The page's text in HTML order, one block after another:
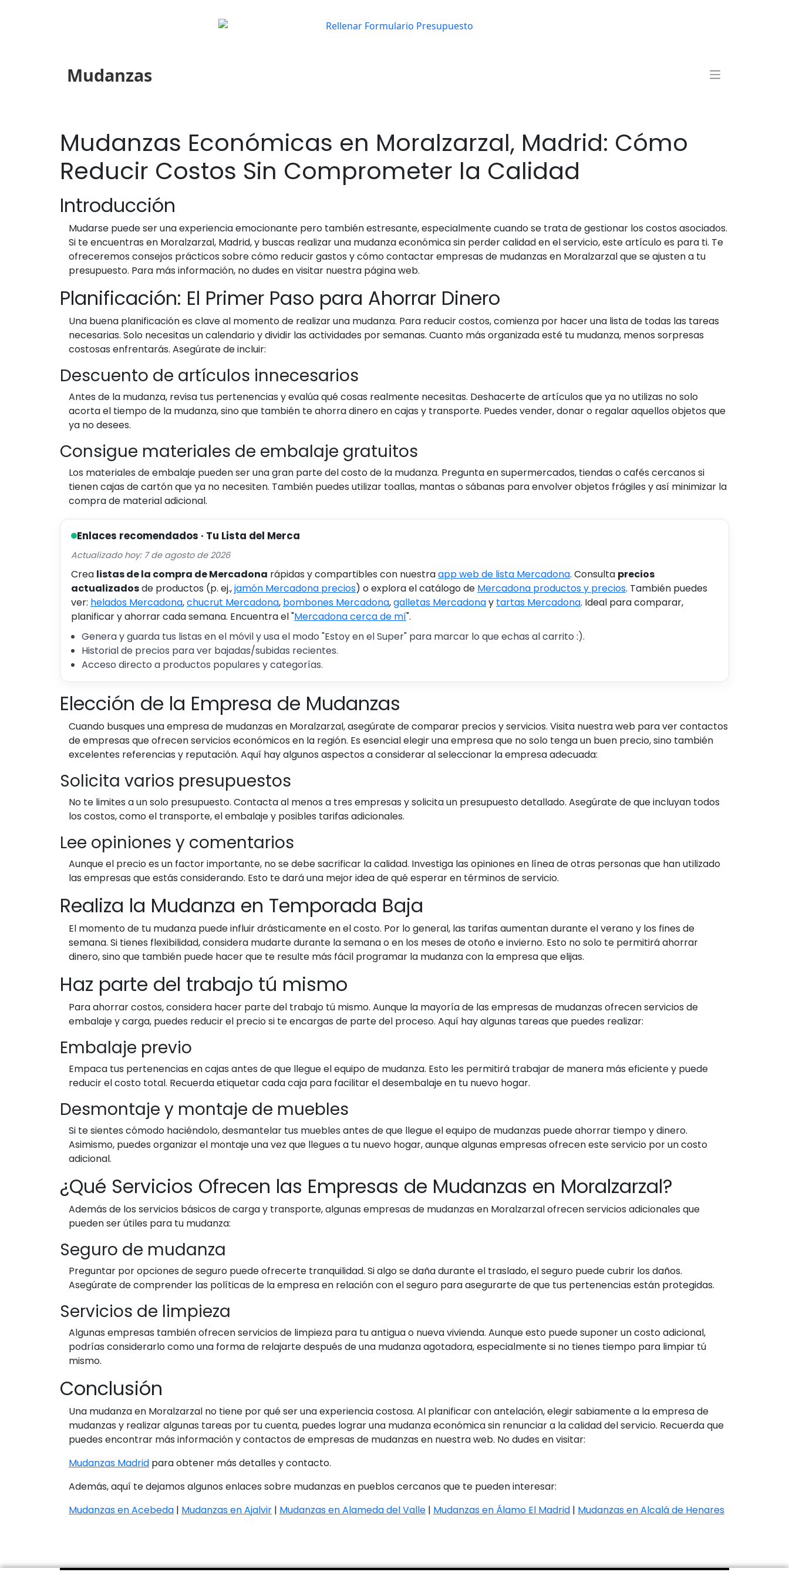
Mudanzas
Mudanzas Económicas en Moralzarzal, Madrid: Cómo
Reducir Costos Sin Comprometer la Calidad
Introducción
Mudarse puede ser una experiencia emocionante pero también estresante, especialmente cuando se trata de gestionar los costos asociados.
Si te encuentras en Moralzarzal, Madrid, y buscas realizar una mudanza económica sin perder calidad en el servicio, este artículo es para ti. Te
ofreceremos consejos prácticos sobre cómo reducir gastos y cómo contactar empresas de mudanzas en Moralzarzal que se ajusten a tu
presupuesto. Para más información, no dudes en visitar nuestra página web.
Planificación: El Primer Paso para Ahorrar Dinero
Una buena planificación es clave al momento de realizar una mudanza. Para reducir costos, comienza por hacer una lista de todas las tareas
necesarias. Solo necesitas un calendario y dividir las actividades por semanas. Cuanto más organizada esté tu mudanza, menos sorpresas
costosas enfrentarás. Asegúrate de incluir:
Descuento de artículos innecesarios
Antes de la mudanza, revisa tus pertenencias y evalúa qué cosas realmente necesitas. Deshacerte de artículos que ya no utilizas no solo
acorta el tiempo de la mudanza, sino que también te ahorra dinero en cajas y transporte. Puedes vender, donar o regalar aquellos objetos que
ya no desees.
Consigue materiales de embalaje gratuitos
Los materiales de embalaje pueden ser una gran parte del costo de la mudanza. Pregunta en supermercados, tiendas o cafés cercanos si
tienen cajas de cartón que ya no necesiten. También puedes utilizar toallas, mantas o sábanas para envolver objetos frágiles y así minimizar la
compra de material adicional.
Enlaces recomendados · Tu Lista del Merca
Actualizado hoy: 7 de agosto de 2026
Crea listas de la compra de Mercadona rápidas y compartibles con nuestraapp web de lista Mercadona. Consulta precios
actualizadosde productos (p. ej.,jamón Mercadona precios) o explora el catálogo de Mercadona productos y precios. También puedes
ver: helados Mercadona,chucrut Mercadona, bombones Mercadona,galletas Mercadonay tartas Mercadona. Ideal para comparar,
planificar y ahorrar cada semana. Encuentra el "Mercadona cerca de mí".
Genera y guarda tus listas en el móvil y usa el modo "Estoy en el Super" para marcar lo que echas al carrito :).
Historial de precios para ver bajadas/subidas recientes.
Acceso directo a productos populares y categorías.
Elección de la Empresa de Mudanzas
Cuando busques una empresa de mudanzas en Moralzarzal, asegúrate de comparar precios y servicios. Visita nuestra web para ver contactos
de empresas que ofrecen servicios económicos en la región. Es esencial elegir una empresa que no solo tenga un buen precio, sino también
excelentes referencias y reputación. Aquí hay algunos aspectos a considerar al seleccionar la empresa adecuada:
Solicita varios presupuestos
No te limites a un solo presupuesto. Contacta al menos a tres empresas y solicita un presupuesto detallado. Asegúrate de que incluyan todos
los costos, como el transporte, el embalaje y posibles tarifas adicionales.
Lee opiniones y comentarios
Aunque el precio es un factor importante, no se debe sacrificar la calidad. Investiga las opiniones en línea de otras personas que han utilizado
las empresas que estás considerando. Esto te dará una mejor idea de qué esperar en términos de servicio.
Realiza la Mudanza en Temporada Baja
El momento de tu mudanza puede influir drásticamente en el costo. Por lo general, las tarifas aumentan durante el verano y los fines de
semana. Si tienes flexibilidad, considera mudarte durante la semana o en los meses de otoño e invierno. Esto no solo te permitirá ahorrar
dinero, sino que también puede hacer que te resulte más fácil programar la mudanza con la empresa que elijas.
Haz parte del trabajo tú mismo
Para ahorrar costos, considera hacer parte del trabajo tú mismo. Aunque la mayoría de las empresas de mudanzas ofrecen servicios de
embalaje y carga, puedes reducir el precio si te encargas de parte del proceso. Aquí hay algunas tareas que puedes realizar:
Embalaje previo
Empaca tus pertenencias en cajas antes de que llegue el equipo de mudanza. Esto les permitirá trabajar de manera más eficiente y puede
reducir el costo total. Recuerda etiquetar cada caja para facilitar el desembalaje en tu nuevo hogar.
Desmontaje y montaje de muebles
Si te sientes cómodo haciéndolo, desmantelar tus muebles antes de que llegue el equipo de mudanzas puede ahorrar tiempo y dinero.
Asimismo, puedes organizar el montaje una vez que llegues a tu nuevo hogar, aunque algunas empresas ofrecen este servicio por un costo
adicional.
¿Qué Servicios Ofrecen las Empresas de Mudanzas en Moralzarzal?
Además de los servicios básicos de carga y transporte, algunas empresas de mudanzas en Moralzarzal ofrecen servicios adicionales que
pueden ser útiles para tu mudanza:
Seguro de mudanza
Preguntar por opciones de seguro puede ofrecerte tranquilidad. Si algo se daña durante el traslado, el seguro puede cubrir los daños.
Asegúrate de comprender las políticas de la empresa en relación con el seguro para asegurarte de que tus pertenencias están protegidas.
Servicios de limpieza
Algunas empresas también ofrecen servicios de limpieza para tu antigua o nueva vivienda. Aunque esto puede suponer un costo adicional,
podrías considerarlo como una forma de relajarte después de una mudanza agotadora, especialmente si no tienes tiempo para limpiar tú
mismo.
Conclusión
Una mudanza en Moralzarzal no tiene por qué ser una experiencia costosa. Al planificar con antelación, elegir sabiamente a la empresa de
mudanzas y realizar algunas tareas por tu cuenta, puedes lograr una mudanza económica sin renunciar a la calidad del servicio. Recuerda que
puedes encontrar más información y contactos de empresas de mudanzas en nuestra web. No dudes en visitar:
Mudanzas Madrid para obtener más detalles y contacto.
Además, aquí te dejamos algunos enlaces sobre mudanzas en pueblos cercanos que te pueden interesar:
Mudanzas en Acebeda | Mudanzas en Ajalvir | Mudanzas en Alameda del Valle | Mudanzas en Álamo El Madrid | Mudanzas en Alcalá de Henares